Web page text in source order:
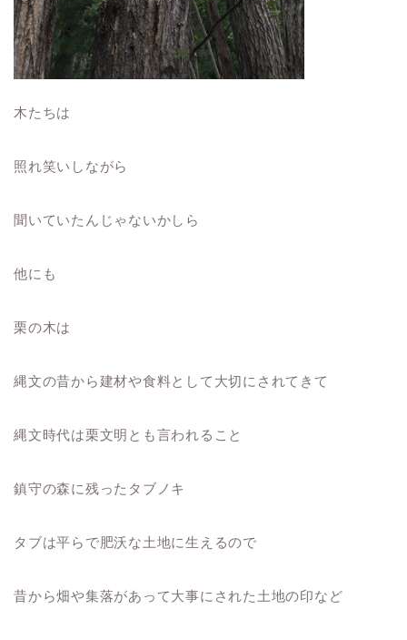
木たちは
照れ笑いしながら
聞いていたんじゃないかしら
他にも
栗の木は
縄文の昔から建材や食料として大切にされてきて
縄文時代は栗文明とも言われること
鎮守の森に残ったタブノキ
タブは平らで肥沃な土地に生えるので
昔から畑や集落があって大事にされた土地の印など